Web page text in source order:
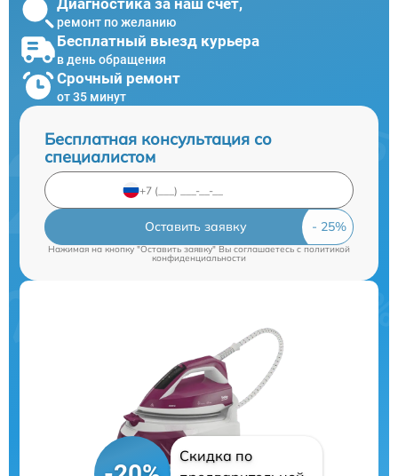
ремонт по желанию
Бесплатный выезд курьера
в день обращения
Срочный ремонт
от 35 минут
Бесплатная консультация со
специалистом
Оставить заявку
Нажимая на кнопку "Оставить заявку" Вы соглашаетесь c политикой
конфиденциальности
Скидка по